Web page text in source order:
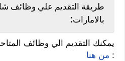
طريقة التقديم علي وظائف
بالامارات:
يمكنك التقديم الي وظائف
: من هنا